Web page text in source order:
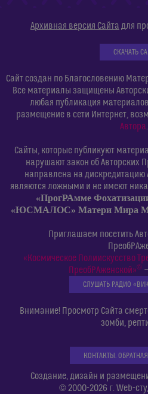
Архивная версия Сайта для
СКАЧАТЬ
Сайт создан по Благословению
Все материалы защищены
любая публикация
размещение в сети Интернет,
Автора.
Сайты, которые публикуют
нарушают закон об Авторских
направлена на дискредитацию
являются ложными и не имеют
«ПрогРАмме
«ЮСМАЛОС» Матери Мира
Приглашаем посетить
«Космическое Полиискусство
ПреобРАженской»©
СЛУШАТЬ РАДИО
Внимание! Просмотр Сайта
зомби,
КОНТАКТЫ.
Создание, дизайн и
© 2000-2026 г. Web-